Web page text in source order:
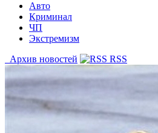
Авто
Криминал
ЧП
Экстремизм
Архив новостей
RSS